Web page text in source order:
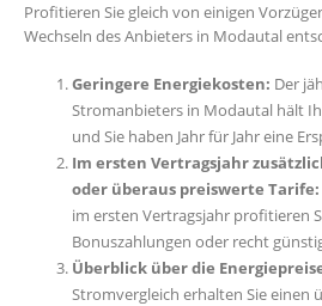
Profitieren Sie gleich von einigen
Wechseln des Anbieters in Modautal
Geringere Energiekosten: Der
Stromanbieters in Modautal hält
und Sie haben Jahr für Jahr eine
Im ersten Vertragsjahr
oder überaus preiswerte Tarife:
im ersten Vertragsjahr profitieren
Bonuszahlungen oder recht
Überblick über die
Stromvergleich erhalten Sie einen